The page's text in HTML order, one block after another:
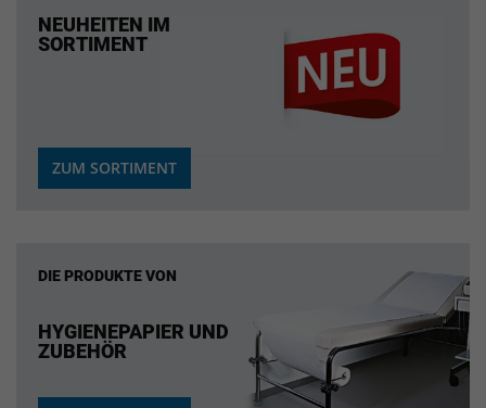
NEUHEITEN IM
SORTIMENT
ZUM SORTIMENT
DIE PRODUKTE VON
HYGIENEPAPIER UND
ZUBEHÖR